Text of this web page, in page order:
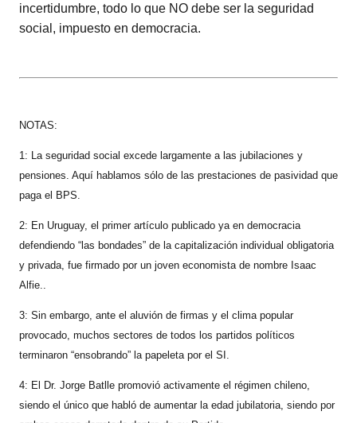
incertidumbre, todo lo que NO debe ser la seguridad
social, impuesto en democracia.
NOTAS:
1: La seguridad social excede largamente a las jubilaciones y
pensiones. Aquí hablamos sólo de las prestaciones de pasividad que
paga el BPS.
2: En Uruguay, el primer artículo publicado ya en democracia
defendiendo “las bondades” de la capitalización individual obligatoria
y privada, fue firmado por un joven economista de nombre Isaac
Alfie..
3: Sin embargo, ante el aluvión de firmas y el clima popular
provocado, muchos sectores de todos los partidos políticos
terminaron “ensobrando” la papeleta por el SI.
4: El Dr. Jorge Batlle promovió activamente el régimen chileno,
siendo el único que habló de aumentar la edad jubilatoria, siendo por